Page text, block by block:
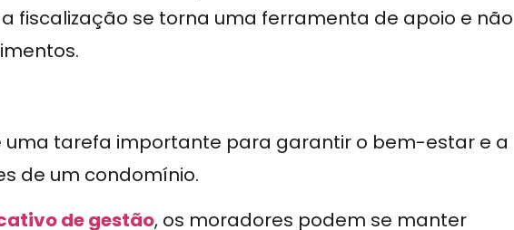
fiscalização se torna uma ferramenta de apoio e não
uma tarefa importante para garantir o bem-estar e a
de um condomínio.
de gestão, os moradores podem se manter